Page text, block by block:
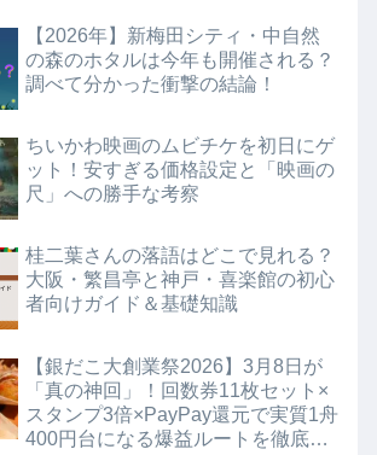
【2026年】新梅田シティ・中自然
の森のホタルは今年も開催される？
調べて分かった衝撃の結論！
ちいかわ映画のムビチケを初日にゲ
ット！安すぎる価格設定と「映画の
尺」への勝手な考察
桂二葉さんの落語はどこで見れる？
大阪・繁昌亭と神戸・喜楽館の初心
者向けガイド＆基礎知識
【銀だこ大創業祭2026】3月8日が
「真の神回」！回数券11枚セット×
スタンプ3倍×PayPay還元で実質1舟
400円台になる爆益ルートを徹底解